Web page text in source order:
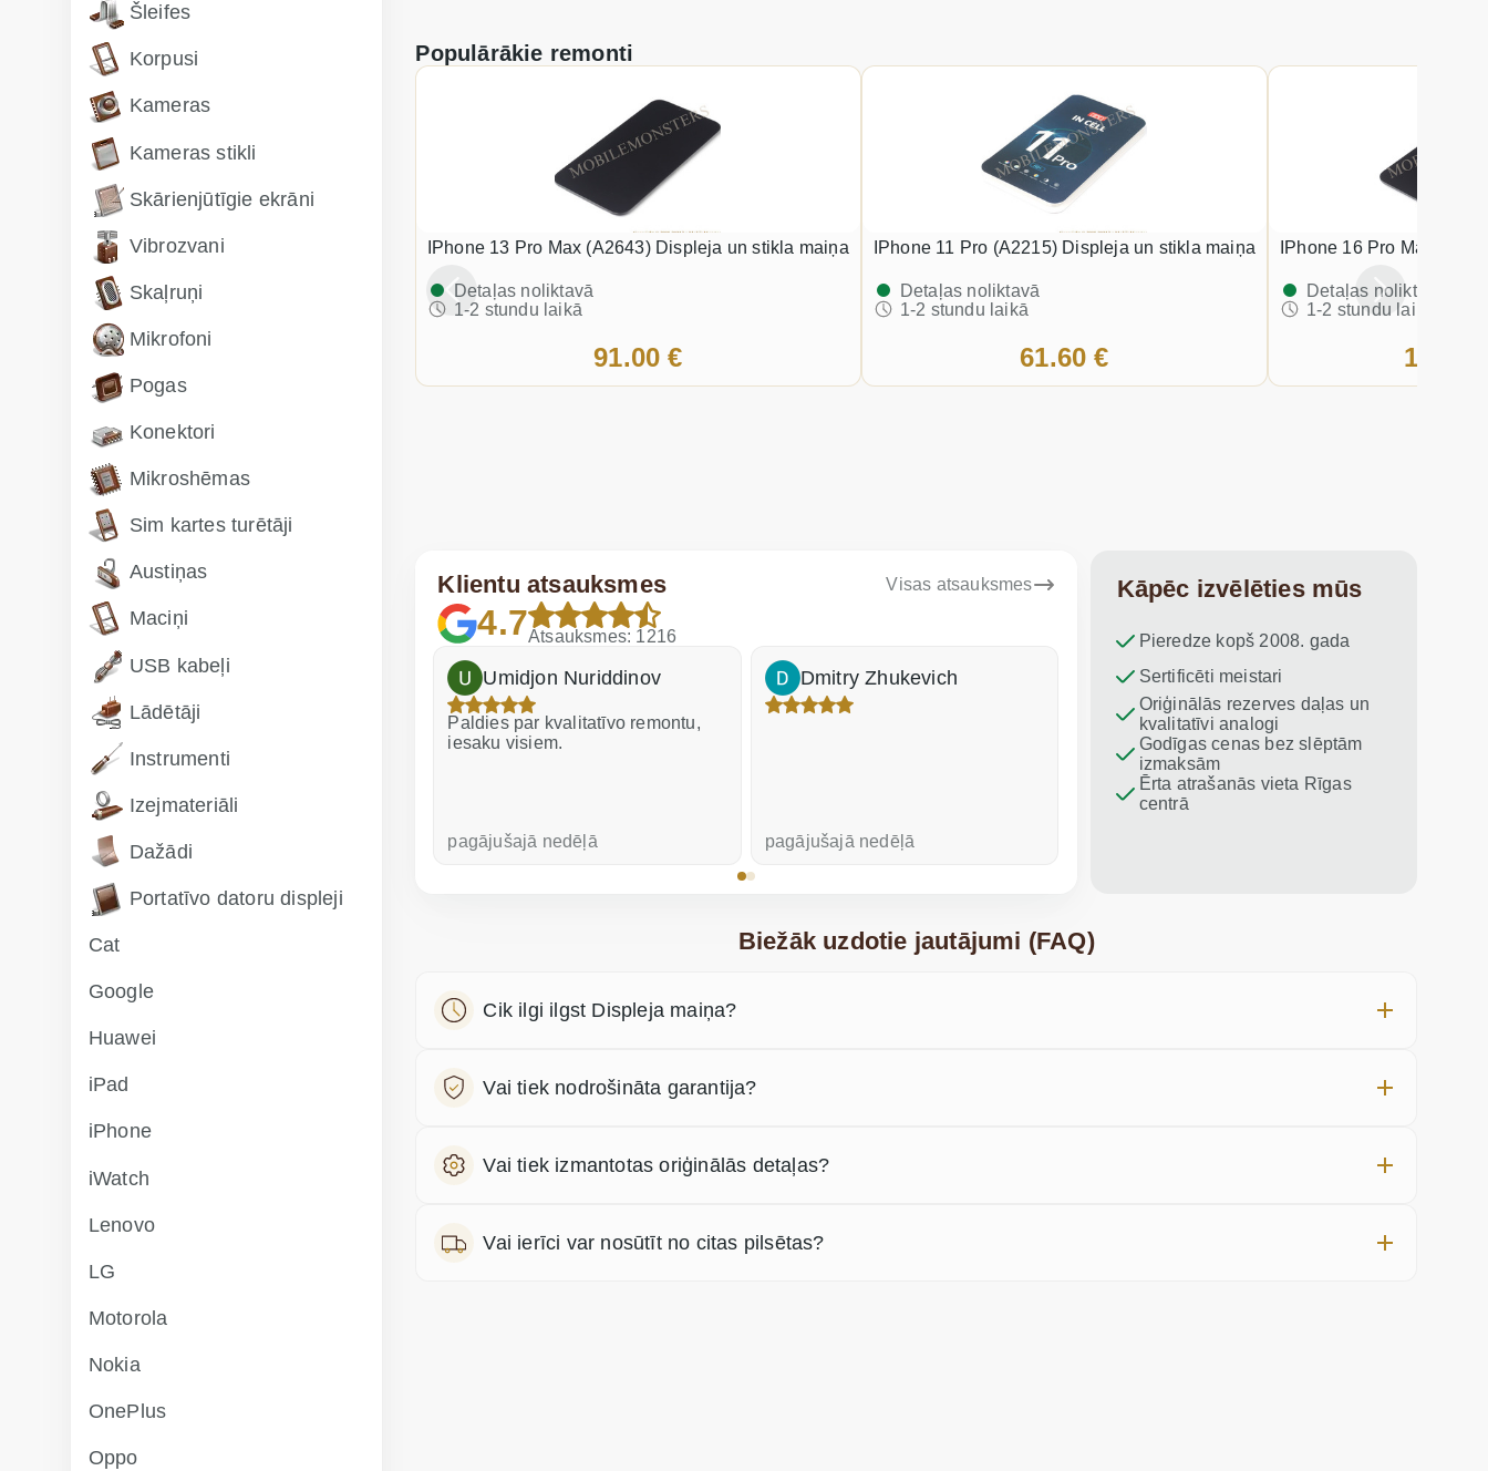
Šleifes
Korpusi
Kameras
Kameras stikli
Skārienjūtīgie ekrāni
Vibrozvani
Skaļruņi
Mikrofoni
Pogas
Konektori
Mikroshēmas
Sim kartes turētāji
Austiņas
Maciņi
USB kabeļi
Lādētāji
Instrumenti
Izejmateriāli
Dažādi
Portatīvo datoru displeji
Cat
Google
Huawei
iPad
iPhone
iWatch
Lenovo
LG
Motorola
Nokia
OnePlus
Oppo
Populārākie remonti
S918B Galaxy S23 Ultra Displeja un stikla maiņa
265.10 €
iPhone 13 Pro Max (A2643) Displeja un stikla maiņa
Detaļas noliktavā
1-2 stundu laikā
91.00 €
iPhone 11 Pro (A2215) Displeja un stikla maiņa
Detaļas noliktavā
1-2 stundu laikā
61.60 €
iPhone 16 Pro Max
Detaļas noliktavā
1-2 stundu laikā
Klientu atsauksmes Visas atsauksmes
4.7Atsauksmes: 1216
Dina Vituma
Izcils serviss!
pirms nedēļas
Umidjon Nuriddinov
Paldies par kvalitatīvo remontu,
iesaku visiem.
pagājušajā nedēļā
Dmitry Zhukevich
pagājušajā nedēļā
Dina Vituma
Izcils serviss!
Kāpēc izvēlēties mūs
Pieredze kopš 2008. gada
Sertificēti meistari
Oriģinālās rezerves daļas un
kvalitatīvi analogi
Godīgas cenas bez slēptām
izmaksām
Ērta atrašanās vieta Rīgas
centrā
Biežāk uzdotie jautājumi (FAQ)
Cik ilgi ilgst Displeja maiņa?
Vai tiek nodrošināta garantija?
Vai tiek izmantotas oriģinālās detaļas?
Vai ierīci var nosūtīt no citas pilsētas?